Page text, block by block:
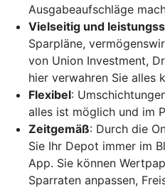
Ausgabeaufschläge
Vielseitig und
Sparpläne,
von Union Investment,
hier verwahren Sie alles
Flexibel:
alles ist möglich und im
Zeitgemäß: Durch die
Sie Ihr Depot immer im
App. Sie können
Sparraten anpassen,